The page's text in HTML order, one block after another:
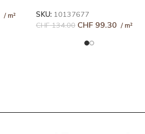
SKU: 10097281
CHF141.60 CHF104.00